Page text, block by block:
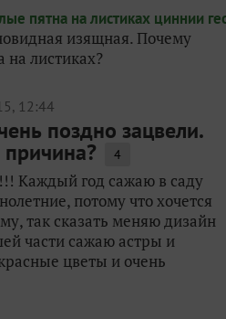
изящная. Почему
на листиках?
12:44
поздно зацвели.
4
Каждый год сажаю в саду
потому что хочется
так сказать меняю дизайн
части сажаю астры и
цветы и очень